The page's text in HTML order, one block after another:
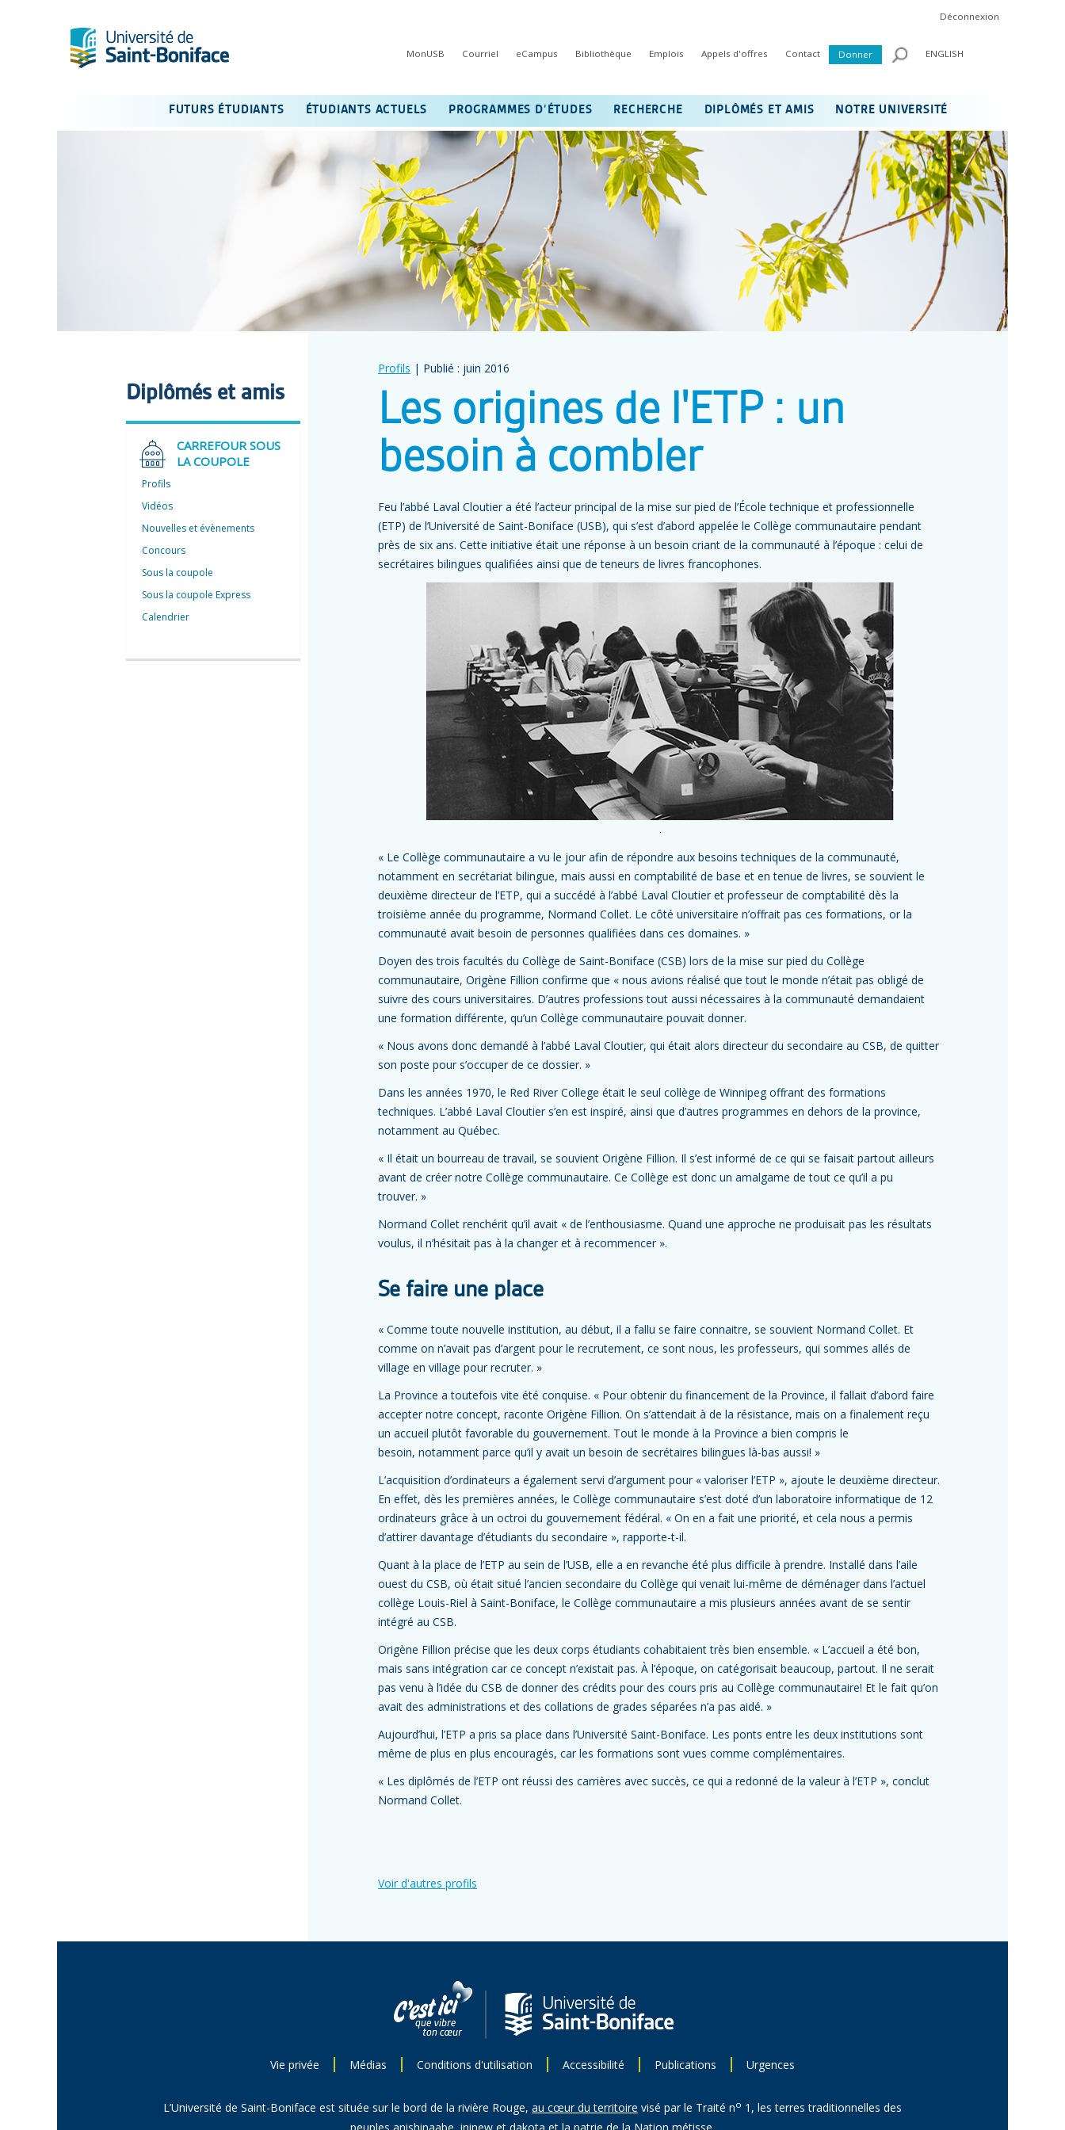
Déconnexion
MonUSB Courriel eCampus Bibliothèque Emplois Appels d'offres Contact Donner ENGLISH
FUTURS ÉTUDIANTS ÉTUDIANTS ACTUELS PROGRAMMES D’ÉTUDES RECHERCHE DIPLÔMÉS ET AMIS NOTRE UNIVERSITÉ
Profils | Publié : juin 2016
Les origines de l'ETP : un
besoin à combler
Feu l’abbé Laval Cloutier a été l’acteur principal de la mise sur pied de l’École technique et professionnelle
(ETP) de l’Université de Saint-Boniface (USB), qui s’est d’abord appelée le Collège communautaire pendant
près de six ans. Cette initiative était une réponse à un besoin criant de la communauté à l’époque : celui de
secrétaires bilingues qualifiées ainsi que de teneurs de livres francophones.
.
« Le Collège communautaire a vu le jour afin de répondre aux besoins techniques de la communauté,
notamment en secrétariat bilingue, mais aussi en comptabilité de base et en tenue de livres, se souvient le
deuxième directeur de l’ETP, qui a succédé à l’abbé Laval Cloutier et professeur de comptabilité dès la
troisième année du programme, Normand Collet. Le côté universitaire n’offrait pas ces formations, or la
communauté avait besoin de personnes qualifiées dans ces domaines. »
Doyen des trois facultés du Collège de Saint-Boniface (CSB) lors de la mise sur pied du Collège
communautaire, Origène Fillion confirme que « nous avions réalisé que tout le monde n’était pas obligé de
suivre des cours universitaires. D’autres professions tout aussi nécessaires à la communauté demandaient
une formation différente, qu’un Collège communautaire pouvait donner.
« Nous avons donc demandé à l’abbé Laval Cloutier, qui était alors directeur du secondaire au CSB, de quitter
son poste pour s’occuper de ce dossier. »
Dans les années 1970, le Red River College était le seul collège de Winnipeg offrant des formations
techniques. L’abbé Laval Cloutier s’en est inspiré, ainsi que d’autres programmes en dehors de la province,
notamment au Québec.
« Il était un bourreau de travail, se souvient Origène Fillion. Il s’est informé de ce qui se faisait partout ailleurs
avant de créer notre Collège communautaire. Ce Collège est donc un amalgame de tout ce qu’il a pu
trouver. »
Normand Collet renchérit qu’il avait « de l’enthousiasme. Quand une approche ne produisait pas les résultats
voulus, il n’hésitait pas à la changer et à recommencer ».
Se faire une place
« Comme toute nouvelle institution, au début, il a fallu se faire connaitre, se souvient Normand Collet. Et
comme on n’avait pas d’argent pour le recrutement, ce sont nous, les professeurs, qui sommes allés de
village en village pour recruter. »
La Province a toutefois vite été conquise. « Pour obtenir du financement de la Province, il fallait d’abord faire
accepter notre concept, raconte Origène Fillion. On s’attendait à de la résistance, mais on a finalement reçu
un accueil plutôt favorable du gouvernement. Tout le monde à la Province a bien compris le
besoin, notamment parce qu’il y avait un besoin de secrétaires bilingues là-bas aussi! »
L’acquisition d’ordinateurs a également servi d’argument pour « valoriser l’ETP », ajoute le deuxième directeur.
En effet, dès les premières années, le Collège communautaire s’est doté d’un laboratoire informatique de 12
ordinateurs grâce à un octroi du gouvernement fédéral. « On en a fait une priorité, et cela nous a permis
d’attirer davantage d’étudiants du secondaire », rapporte-t-il.
Quant à la place de l’ETP au sein de l’USB, elle a en revanche été plus difficile à prendre. Installé dans l’aile
ouest du CSB, où était situé l’ancien secondaire du Collège qui venait lui-même de déménager dans l’actuel
collège Louis-Riel à Saint-Boniface, le Collège communautaire a mis plusieurs années avant de se sentir
intégré au CSB.
Origène Fillion précise que les deux corps étudiants cohabitaient très bien ensemble. « L’accueil a été bon,
mais sans intégration car ce concept n’existait pas. À l’époque, on catégorisait beaucoup, partout. Il ne serait
pas venu à l’idée du CSB de donner des crédits pour des cours pris au Collège communautaire! Et le fait qu’on
avait des administrations et des collations de grades séparées n’a pas aidé. »
Aujourd’hui, l’ETP a pris sa place dans l’Université Saint-Boniface. Les ponts entre les deux institutions sont
même de plus en plus encouragés, car les formations sont vues comme complémentaires.
« Les diplômés de l’ETP ont réussi des carrières avec succès, ce qui a redonné de la valeur à l’ETP », conclut
Normand Collet.
Voir d'autres profils
Diplômés et amis
CARREFOUR SOUS
LA COUPOLE
Profils
Vidéos
Nouvelles et évènements
Concours
Sous la coupole
Sous la coupole Express
Calendrier
Vie privée Médias Conditions d'utilisation Accessibilité Publications Urgences
L’Université de Saint-Boniface est située sur le bord de la rivière Rouge, au cœur du territoire visé par le Traité no 1, les terres traditionnelles des